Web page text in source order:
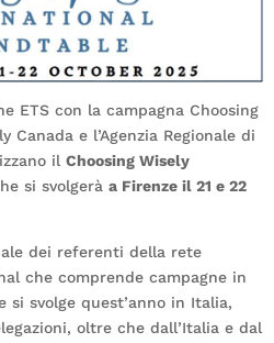
ETS con la campagna Choosing
Canada e l’Agenzia Regionale di
il Choosing Wisely
si svolgerà a Firenze il 21 e 22
dei referenti della rete
che comprende campagne in
si svolge quest’anno in Italia,
oltre che dall’Italia e dal